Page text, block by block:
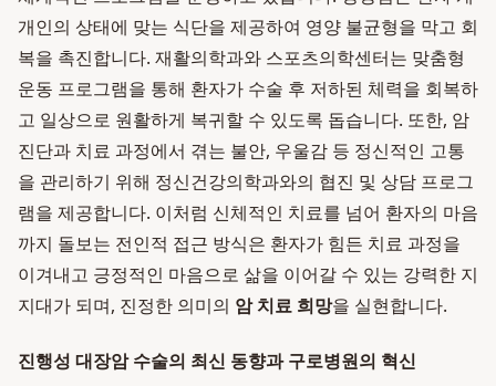
개인의 상태에 맞는 식단을 제공하여 영양 불균형을 막고 회
복을 촉진합니다. 재활의학과와 스포츠의학센터는 맞춤형
운동 프로그램을 통해 환자가 수술 후 저하된 체력을 회복하
고 일상으로 원활하게 복귀할 수 있도록 돕습니다. 또한, 암
진단과 치료 과정에서 겪는 불안, 우울감 등 정신적인 고통
을 관리하기 위해 정신건강의학과와의 협진 및 상담 프로그
램을 제공합니다. 이처럼 신체적인 치료를 넘어 환자의 마음
까지 돌보는 전인적 접근 방식은 환자가 힘든 치료 과정을
이겨내고 긍정적인 마음으로 삶을 이어갈 수 있는 강력한 지
지대가 되며, 진정한 의미의 암 치료 희망을 실현합니다.
진행성 대장암 수술의 최신 동향과 구로병원의 혁신